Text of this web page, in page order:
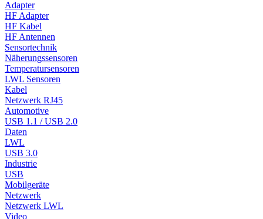
Adapter
HF Adapter
HF Kabel
HF Antennen
Sensortechnik
Näherungssensoren
Temperatursensoren
LWL Sensoren
Kabel
Netzwerk RJ45
Automotive
USB 1.1 / USB 2.0
Daten
LWL
USB 3.0
Industrie
USB
Mobilgeräte
Netzwerk
Netzwerk LWL
Video